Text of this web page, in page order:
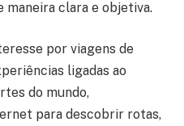
maneira clara e objetiva.
por viagens de
ligadas ao
do mundo,
para descobrir rotas,